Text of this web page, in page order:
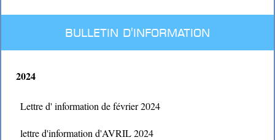
BULLETIN D'INFORMATION
2024
Lettre d' information de février 2024
lettre d'information d'AVRIL 2024